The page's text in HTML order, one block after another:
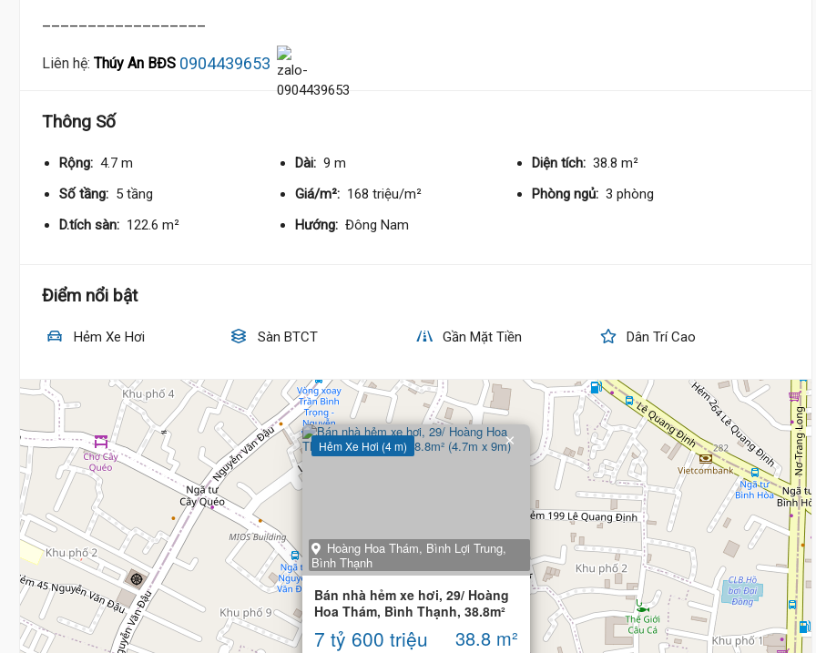
Liên hệ: Thúy An BĐS 0904439653
Thông Số
Rộng: 4.7 m Dài: 9 m Diện tích: 38.8 m²
Số tầng: 5 tầng Giá/m²: 168 triệu/m² Phòng ngủ: 3 phòng
D.tích sàn: 122.6 m² Hướng: Đông Nam
Điểm nổi bật
Hẻm Xe Hơi Sàn BTCT Gần Mặt Tiền Dân Trí Cao
7.6 Tỷ
Hẻm Xe Hơi (4 m)
Hoàng Hoa Thám, Bình Lợi Trung,
Bình Thạnh
Bán nhà hẻm xe hơi, 29/ Hoàng
Hoa Thám, Bình Thạnh, 38.8m²
(4.7m x 9m)
7 tỷ 600 triệu 38.8 m²
×
6 tỷ 100 triệu
7 tỷ 600 triệu
Nguyễn Trung Trực,Bình Lợi
5.8 mx 8.5 m
4 tầng
DT:
51.2 m² 3 phòng ngủ
129 triệu/m²
Tây Bắc